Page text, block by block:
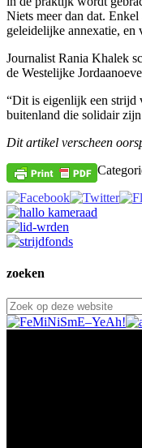
Niets meer dan dat.
geleidelijke annexatie, en
Journalist Rania Khalek
de Westelijke
“Dit is eigenlijk een strijd
buitenland die solidair
Dit artikel verscheen
zoeken